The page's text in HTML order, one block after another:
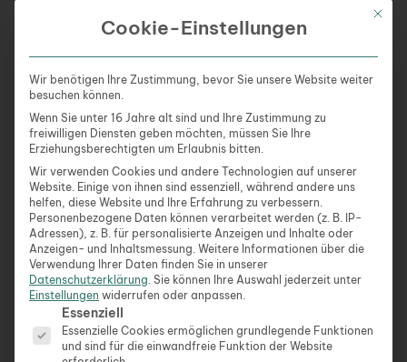
potenziellen Neukunden zu schaffen.
Möglichkeit, ihre Wundertüten individuell zu
gestalten.
Lerne immer dazu: Bleibe auf dem Laufenden
über Trends und Innovationen in der Branche, um
Dein Angebot stets aktuell zu halten.
Heimarbeit Verpackungsarbeiten von Zuhause:
Spezialisierung auf Kosmetikprodukte
Kosmetikprodukte sind Substanzen, die dazu
bestimmt sind, äußerlich am menschlichen Körper
oder in der Mundhöhle angewendet zu werden, um
das Aussehen zu reinigen, zu parfümieren, das
Aussehen zu verändern oder den Körper zu
Mit
Cookie-Einstellungen
Wir benötigen Ihre Zustimmung, bevor Sie unsere Website weiter
besuchen können.
Wenn Sie unter 16 Jahre alt sind und Ihre Zustimmung zu
freiwilligen Diensten geben möchten, müssen Sie Ihre
Erziehungsberechtigten um Erlaubnis bitten.
Wir verwenden Cookies und andere Technologien auf unserer
Website. Einige von ihnen sind essenziell, während andere uns
helfen, diese Website und Ihre Erfahrung zu verbessern.
Personenbezogene Daten können verarbeitet werden (z. B. IP-
Adressen), z. B. für personalisierte Anzeigen und Inhalte oder
Anzeigen- und Inhaltsmessung. Weitere Informationen über die
Verwendung Ihrer Daten finden Sie in unserer
Datenschutzerklärung Sie können Ihre Auswahl jederzeit unter
Einstellungen widerrufen oder anpassen.
Es folgt eine Liste der Service-Gruppen, für die eine
Essenziell
Essenzielle Cookies ermöglichen grundlegende Funktionen
und sind für die einwandfreie Funktion der Website